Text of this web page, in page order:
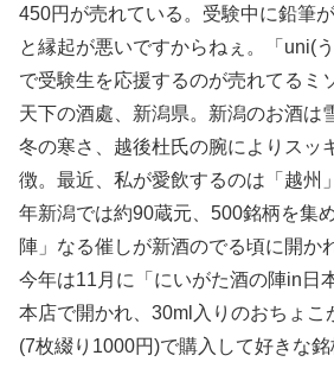
450円が売れている。受験中に鉛筆
と縁起が悪いですからねぇ。「uni(
で受験生を応援するのが売れてるミ
天下の酒處、新潟県。新潟のお酒は
冬の寒さ、越後杜氏の腕によりスッ
徴。最近、私が愛飲するのは「越州
年新潟では約90蔵元、500銘柄を集
陣」なる催しが新酒のでる頃に開か
今年は11月に「にいがた酒の陣in日
本店で開かれ、30ml入りのおちょこ
(7枚綴り1000円)で購入して好きな